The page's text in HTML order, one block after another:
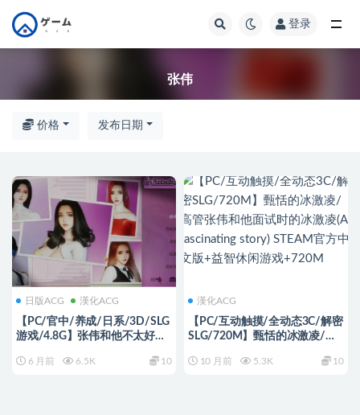
登录
张伟
价格 发布日期
日版ACG 漢化ACG
【PC/官中/养成/日系/3D/SLG
游戏/4.8G】张伟和他不太好说
+日系3DSLG游戏+4.8G
6 月前 6.5K 10
漢化ACG
【PC/互动触摸/全动态3C/解密
SLG/720M】甄恬的冰激凌/高
fascinating story) STEAM官方中
10 月前 5.3K 10